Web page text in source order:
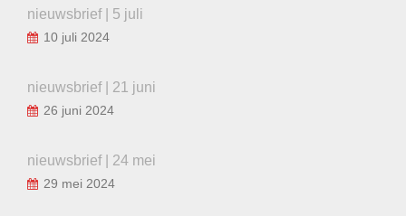
nieuwsbrief | 5 juli
10 juli 2024
nieuwsbrief | 21 juni
26 juni 2024
nieuwsbrief | 24 mei
29 mei 2024